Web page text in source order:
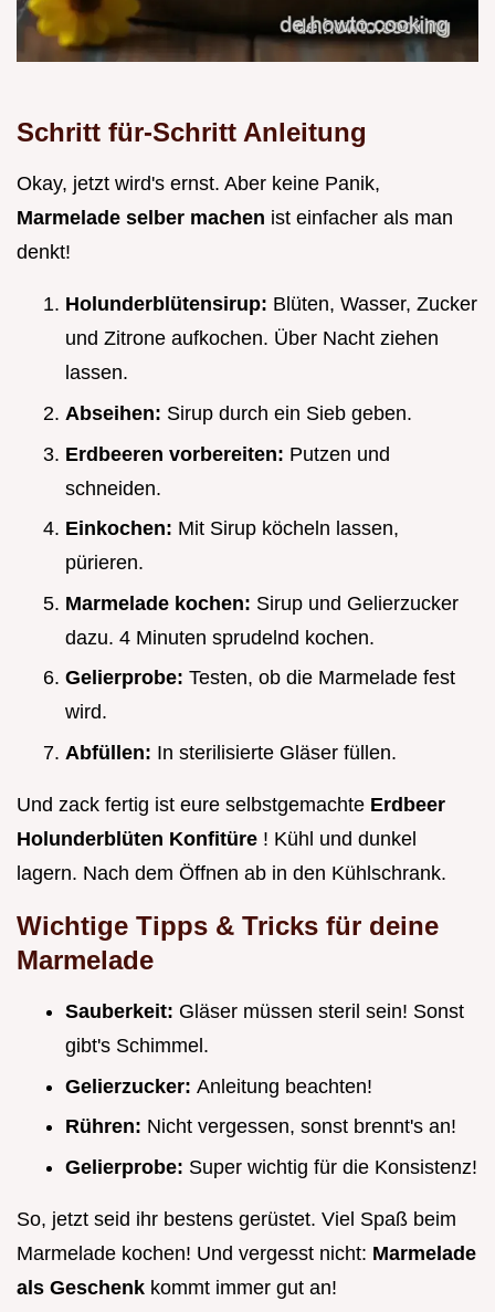
Schritt für-Schritt Anleitung
Okay, jetzt wird's ernst. Aber keine Panik,
Marmelade selber machen ist einfacher als man
denkt!
Holunderblütensirup: Blüten, Wasser, Zucker
und Zitrone aufkochen. Über Nacht ziehen
lassen.
Abseihen: Sirup durch ein Sieb geben.
Erdbeeren vorbereiten: Putzen und
schneiden.
Einkochen: Mit Sirup köcheln lassen,
pürieren.
Marmelade kochen: Sirup und Gelierzucker
dazu. 4 Minuten sprudelnd kochen.
Gelierprobe: Testen, ob die Marmelade fest
wird.
Abfüllen: In sterilisierte Gläser füllen.
Und zack fertig ist eure selbstgemachte Erdbeer
Holunderblüten Konfitüre ! Kühl und dunkel
lagern. Nach dem Öffnen ab in den Kühlschrank.
Wichtige Tipps & Tricks für deine
Marmelade
Sauberkeit: Gläser müssen steril sein! Sonst
gibt's Schimmel.
Gelierzucker: Anleitung beachten!
Rühren: Nicht vergessen, sonst brennt's an!
Gelierprobe: Super wichtig für die Konsistenz!
So, jetzt seid ihr bestens gerüstet. Viel Spaß beim
Marmelade kochen! Und vergesst nicht: Marmelade
als Geschenk kommt immer gut an!